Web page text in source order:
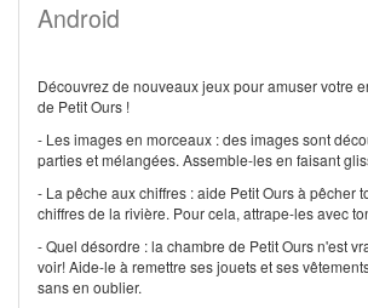
Android
Découvrez de nouveaux jeux pour amuser votre
de Petit Ours !
- Les images en morceaux : des images sont
parties et mélangées. Assemble-les en faisant
- La pêche aux chiffres : aide Petit Ours à pêcher
chiffres de la rivière. Pour cela, attrape-les avec
- Quel désordre : la chambre de Petit Ours n'est
voir! Aide-le à remettre ses jouets et ses
sans en oublier.